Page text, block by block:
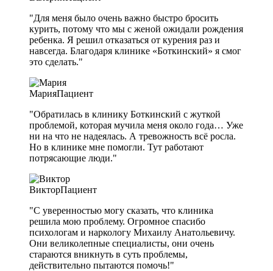
"Для меня было очень важно быстро бросить
курить, потому что мы с женой ожидали рождения
ребенка. Я решил отказаться от курения раз и
навсегда. Благодаря клинике «Боткинский» я смог
это сделать."
МарияПациент
"Обратилась в клинику Боткинский с жуткой
проблемой, которая мучила меня около года… Уже
ни на что не надеялась. А тревожность всё росла.
Но в клинике мне помогли. Тут работают
потрясающие люди."
ВикторПациент
"С уверенностью могу сказать, что клиника
решила мою проблему. Огромное спасибо
психологам и наркологу Михаилу Анатольевичу.
Они великолепные специалисты, они очень
стараются вникнуть в суть проблемы,
действительно пытаются помочь!"